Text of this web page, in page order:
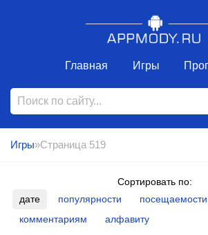
Главная Игры
Игры»Страница 519
Сортировать по:
дате
популярности
посещаемости
комментариям
алфавиту